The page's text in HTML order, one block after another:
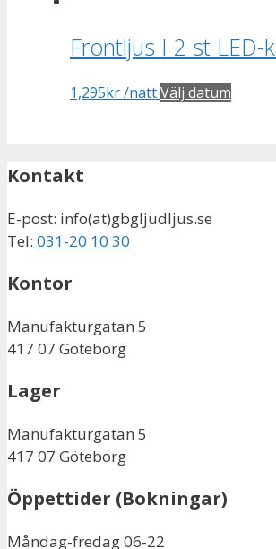
Frontljus I 2 st LED-
1,295kr/nattVälj datum
Kontakt
E-post: info(at)gbgljudljus.se
Tel: 031-20 10 30
Kontor
Manufakturgatan 5
417 07 Göteborg
Lager
Manufakturgatan 5
417 07 Göteborg
Öppettider (Bokningar)
Måndag-fredag 06-22